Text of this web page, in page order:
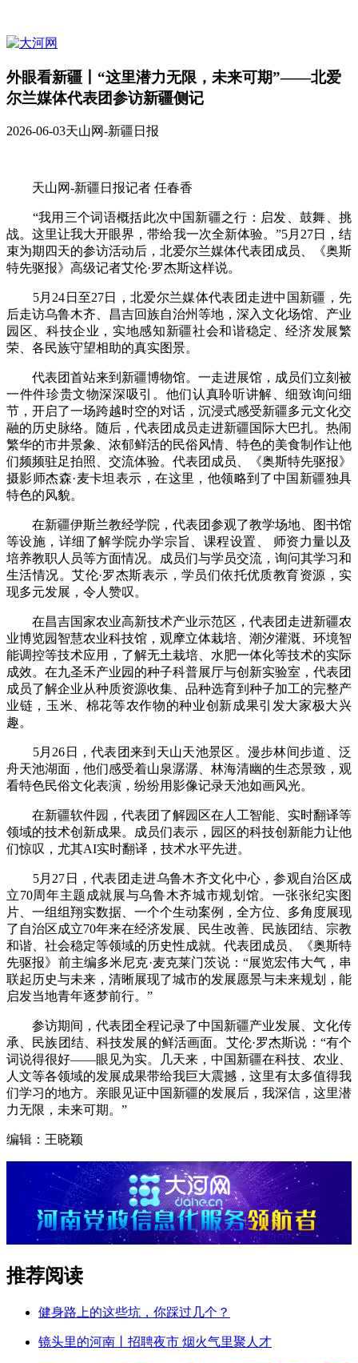
外眼看新疆丨“这里潜力无限，未来可期”——北爱
尔兰媒体代表团参访新疆侧记
2026-06-03天山网-新疆日报
天山网-新疆日报记者 任春香
“我用三个词语概括此次中国新疆之行：启发、鼓舞、挑
战。这里让我大开眼界，带给我一次全新体验。”5月27日，结
束为期四天的参访活动后，北爱尔兰媒体代表团成员、《奥斯
特先驱报》高级记者艾伦·罗杰斯这样说。
5月24日至27日，北爱尔兰媒体代表团走进中国新疆，先
后走访乌鲁木齐、昌吉回族自治州等地，深入文化场馆、产业
园区、科技企业，实地感知新疆社会和谐稳定、经济发展繁
荣、各民族守望相助的真实图景。
代表团首站来到新疆博物馆。一走进展馆，成员们立刻被
一件件珍贵文物深深吸引。他们认真聆听讲解、细致询问细
节，开启了一场跨越时空的对话，沉浸式感受新疆多元文化交
融的历史脉络。随后，代表团成员走进新疆国际大巴扎。热闹
繁华的市井景象、浓郁鲜活的民俗风情、特色的美食制作让他
们频频驻足拍照、交流体验。代表团成员、《奥斯特先驱报》
摄影师杰森·麦卡坦表示，在这里，他领略到了中国新疆独具
特色的风貌。
在新疆伊斯兰教经学院，代表团参观了教学场地、图书馆
等设施，详细了解学院办学宗旨、课程设置、 师资力量以及
培养教职人员等方面情况。成员们与学员交流，询问其学习和
生活情况。艾伦·罗杰斯表示，学员们依托优质教育资源，实
现多元发展，令人赞叹。
在昌吉国家农业高新技术产业示范区，代表团走进新疆农
业博览园智慧农业科技馆，观摩立体栽培、潮汐灌溉、环境智
能调控等技术应用，了解无土栽培、水肥一体化等技术的实际
成效。在九圣禾产业园的种子科普展厅与创新实验室，代表团
成员了解企业从种质资源收集、品种选育到种子加工的完整产
业链，玉米、棉花等农作物的种业创新成果引发大家极大兴
趣。
5月26日，代表团来到天山天池景区。漫步林间步道、泛
舟天池湖面，他们感受着山泉潺潺、林海清幽的生态景致，观
看特色民俗文化表演，纷纷用影像记录天池如画风光。
在新疆软件园，代表团了解园区在人工智能、实时翻译等
领域的技术创新成果。成员们表示，园区的科技创新能力让他
们惊叹，尤其AI实时翻译，技术水平先进。
5月27日，代表团走进乌鲁木齐文化中心，参观自治区成
立70周年主题成就展与乌鲁木齐城市规划馆。一张张纪实图
片、一组组翔实数据、一个个生动案例，全方位、多角度展现
了自治区成立70年来在经济发展、民生改善、民族团结、宗教
和谐、社会稳定等领域的历史性成就。代表团成员、《奥斯特
先驱报》前主编多米尼克·麦克莱门茨说：“展览宏伟大气，串
联起历史与未来，清晰展现了城市的发展愿景与未来规划，能
启发当地青年逐梦前行。”
参访期间，代表团全程记录了中国新疆产业发展、文化传
承、民族团结、科技发展的鲜活画面。艾伦·罗杰斯说：“有个
词说得很好——眼见为实。几天来，中国新疆在科技、农业、
人文等各领域的发展成果带给我巨大震撼，这里有太多值得我
们学习的地方。亲眼见证中国新疆的发展后，我深信，这里潜
力无限，未来可期。”
编辑：王晓颖
推荐阅读
健身路上的这些坑，你踩过几个？
镜头里的河南丨招聘夜市 烟火气里聚人才